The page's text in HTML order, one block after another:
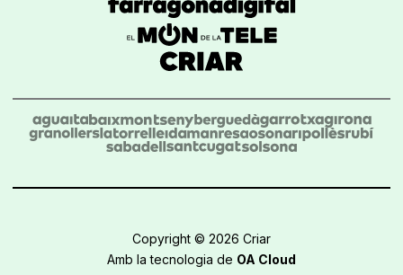
Copyright © 2026 Criar
Amb la tecnologia de OA Cloud